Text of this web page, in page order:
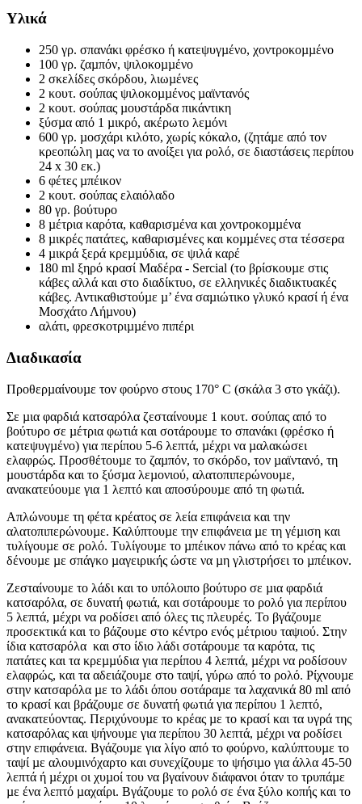
Υλικά
250 γρ. σπανάκι φρέσκο ή κατεψυγµένο, χοντροκοµµένο
100 γρ. ζαµπόν, ψιλοκοµµένο
2 σκελίδες σκόρδου, λιωµένες
2 κουτ. σούπας ψιλοκοµµένος µαϊντανός
2 κουτ. σούπας µουστάρδα πικάντικη
ξύσµα από 1 µικρό, ακέρωτο λεµόνι
600 γρ. µοσχάρι κιλότο, χωρίς κόκαλο, (ζητάµε από τον
κρεοπώλη µας να το ανοίξει για ρολό, σε διαστάσεις περίπου
24 x 30 εκ.)
6 φέτες µπέικον
2 κουτ. σούπας ελαιόλαδο
80 γρ. βούτυρο
8 µέτρια καρότα, καθαρισµένα και χοντροκοµµένα
8 µικρές πατάτες, καθαρισµένες και κοµµένες στα τέσσερα
4 µικρά ξερά κρεµµύδια, σε ψιλά καρέ
180 ml ξηρό κρασί Μαδέρα - Sercial (το βρίσκουµε στις
κάβες αλλά και στο διαδίκτυο, σε ελληνικές διαδικτυακές
κάβες. Αντικαθιστούµε µ’ ένα σαµιώτικο γλυκό κρασί ή ένα
Μοσχάτο Λήµνου)
αλάτι, φρεσκοτριµµένο πιπέρι
Διαδικασία
Προθερµαίνουµε τον φούρνο στους 170° C (σκάλα 3 στο γκάζι).
Σε µια φαρδιά κατσαρόλα ζεσταίνουµε 1 κουτ. σούπας από το
βούτυρο σε µέτρια φωτιά και σοτάρουµε το σπανάκι (φρέσκο ή
κατεψυγµένο) για περίπου 5-6 λεπτά, µέχρι να µαλακώσει
ελαφρώς. Προσθέτουµε το ζαµπόν, το σκόρδο, τον µαϊντανό, τη
µουστάρδα και το ξύσµα λεµονιού, αλατοπιπερώνουµε,
ανακατεύουµε για 1 λεπτό και αποσύρουµε από τη φωτιά.
Απλώνουµε τη φέτα κρέατος σε λεία επιφάνεια και την
αλατοπιπερώνουµε. Καλύπτουµε την επιφάνεια µε τη γέµιση και
τυλίγουµε σε ρολό. Τυλίγουµε το µπέικον πάνω από το κρέας και
δένουµε µε σπάγκο µαγειρικής ώστε να µη γλιστρήσει το µπέικον.
Ζεσταίνουµε το λάδι και το υπόλοιπο βούτυρο σε µια φαρδιά
κατσαρόλα, σε δυνατή φωτιά, και σοτάρουµε το ρολό για περίπου
5 λεπτά, µέχρι να ροδίσει από όλες τις πλευρές. Το βγάζουµε
προσεκτικά και το βάζουµε στο κέντρο ενός µέτριου ταψιού. Στην
ίδια κατσαρόλα και στο ίδιο λάδι σοτάρουµε τα καρότα, τις
πατάτες και τα κρεµµύδια για περίπου 4 λεπτά, µέχρι να ροδίσουν
ελαφρώς, και τα αδειάζουµε στο ταψί, γύρω από το ρολό. Ρίχνουµε
στην κατσαρόλα µε το λάδι όπου σοτάραµε τα λαχανικά 80 ml από
το κρασί και βράζουµε σε δυνατή φωτιά για περίπου 1 λεπτό,
ανακατεύοντας. Περιχύνουµε το κρέας µε το κρασί και τα υγρά της
κατσαρόλας και ψήνουµε για περίπου 30 λεπτά, µέχρι να ροδίσει
στην επιφάνεια. Βγάζουµε για λίγο από το φούρνο, καλύπτουµε το
ταψί µε αλουµινόχαρτο και συνεχίζουµε το ψήσιµο για άλλα 45-50
λεπτά ή µέχρι οι χυµοί του να βγαίνουν διάφανοι όταν το τρυπάµε
µε ένα λεπτό µαχαίρι. Βγάζουµε το ρολό σε ένα ξύλο κοπής και το